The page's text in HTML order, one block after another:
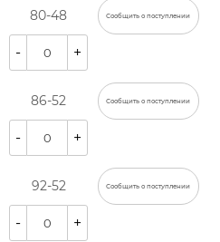
80-48 Сообщить о поступлении
- +
86-52 Сообщить о поступлении
- +
92-52 Сообщить о поступлении
- +